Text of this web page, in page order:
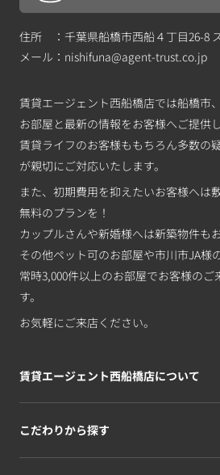
住所 ：千葉県船橋市西船４丁目26-8
メール： nishifuna@agent-trust.co.jp
賃貸エージェント西船橋店では船橋市
お部屋と最新の情報をお客様へご提供
賃貸ライフのお客様ももちろん多数の
が親切にご対応いたします。
また、初期費用を抑えたいお客様へは
無料のプランを！
カップルさんや新婚様へは新築物件も
その他ペット可のお部屋や市川市JA様
常時3,000件以上のお部屋でお客様の
す。
お気軽にご来店ください。
賃貸エージェント西船橋店について
こだわりから探す